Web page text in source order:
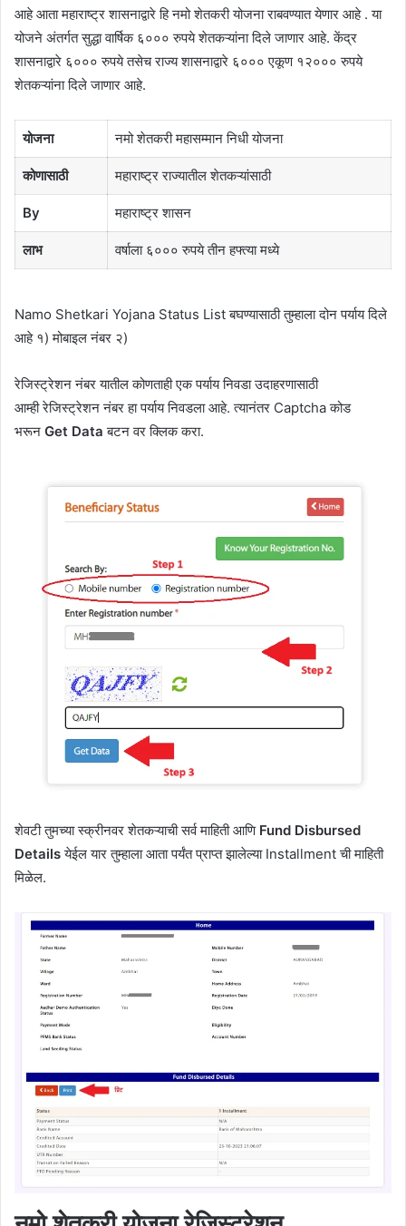
आहे आता महाराष्ट्र शासनाद्वारे हि नमो शेतकरी योजना राबवण्यात येणार आहे . या
योजने अंतर्गत सुद्धा वार्षिक ६००० रुपये शेतकऱ्यांना दिले जाणार आहे. केंद्र
शासनाद्वारे ६००० रुपये तसेच राज्य शासनाद्वारे ६००० एकूण १२००० रुपये
शेतकऱ्यांना दिले जाणार आहे.
योजना नमो शेतकरी महासम्मान निधी योजना
कोणासाठी महाराष्ट्र राज्यातील शेतकऱ्यांसाठी
By महाराष्ट्र शासन
लाभ वर्षाला ६००० रुपये तीन हफ्त्या मध्ये
Namo Shetkari Yojana Status List बघण्यासाठी तुम्हाला दोन पर्याय दिले
आहे १) मोबाइल नंबर २)
रेजिस्ट्रेशन नंबर यातील कोणताही एक पर्याय निवडा उदाहरणासाठी
आम्ही रेजिस्ट्रेशन नंबर हा पर्याय निवडला आहे. त्यानंतर Captcha कोड
भरून Get Data बटन वर क्लिक करा.
शेवटी तुमच्या स्क्रीनवर शेतकऱ्याची सर्व माहिती आणि Fund Disbursed
Detailsयेईल यार तुम्हाला आता पर्यंत प्राप्त झालेल्या Installment ची माहिती
मिळेल.